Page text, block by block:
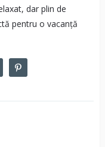
dar plin de
pentru o vacanță